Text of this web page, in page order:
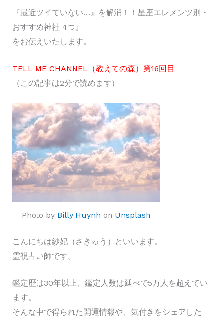
『最近ツイていない…』を解消！！星座エレメンツ別・
おすすめ神社 4つ』
をお伝えいたします。
TELL ME CHANNEL（教えての森）第16回目
（この記事は2分で読めます）
Photo by Billy Huynh on Unsplash
こんにちは紗妃（さきゅう）といいます。
霊視占い師です。
鑑定歴は30年以上、鑑定人数は延べで5万人を超えてい
ます。
そんな中で得られた開運情報や、気付きをシェアした